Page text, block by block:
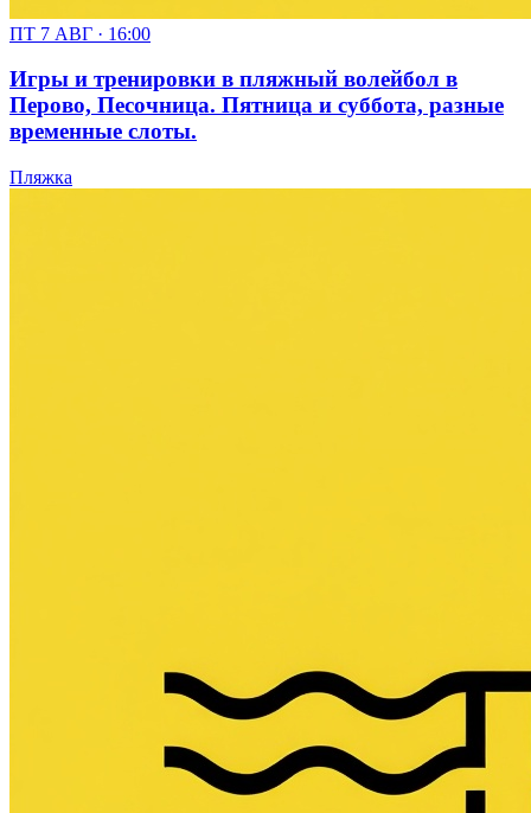
ПТ 7 АВГ · 16:00
Игры и тренировки в пляжный волейбол в
Перово, Песочница. Пятница и суббота, разные
временные слоты.
Пляжка